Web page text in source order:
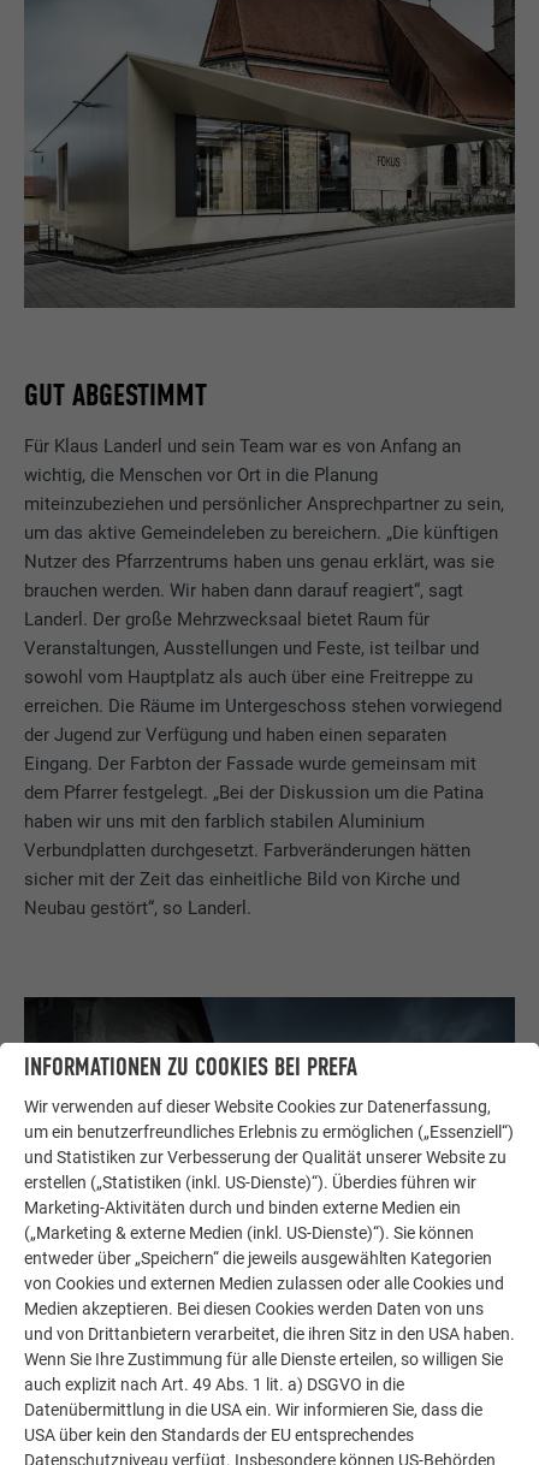
GUT ABGESTIMMT
Für Klaus Landerl und sein Team war es von Anfang an
wichtig, die Menschen vor Ort in die Planung
miteinzubeziehen und persönlicher Ansprechpartner zu sein,
um das aktive Gemeindeleben zu bereichern. „Die künftigen
Nutzer des Pfarrzentrums haben uns genau erklärt, was sie
brauchen werden. Wir haben dann darauf reagiert“, sagt
Landerl. Der große Mehrzwecksaal bietet Raum für
Veranstaltungen, Ausstellungen und Feste, ist teilbar und
sowohl vom Hauptplatz als auch über eine Freitreppe zu
erreichen. Die Räume im Untergeschoss stehen vorwiegend
der Jugend zur Verfügung und haben einen separaten
Eingang. Der Farbton der Fassade wurde gemeinsam mit
dem Pfarrer festgelegt. „Bei der Diskussion um die Patina
haben wir uns mit den farblich stabilen Aluminium
Verbundplatten durchgesetzt. Farbveränderungen hätten
sicher mit der Zeit das einheitliche Bild von Kirche und
Neubau gestört“, so Landerl.
JEDE ECKE, JEDER KNICK SITZT
INFORMATIONEN ZU COOKIES BEI PREFA
Wir verwenden auf dieser Website Cookies zur Datenerfassung,
um ein benutzerfreundliches Erlebnis zu ermöglichen („Essenziell“)
und Statistiken zur Verbesserung der Qualität unserer Website zu
erstellen („Statistiken (inkl. US-Dienste)“). Überdies führen wir
Marketing-Aktivitäten durch und binden externe Medien ein
(„Marketing & externe Medien (inkl. US-Dienste)“). Sie können
entweder über „Speichern“ die jeweils ausgewählten Kategorien
von Cookies und externen Medien zulassen oder alle Cookies und
Medien akzeptieren. Bei diesen Cookies werden Daten von uns
und von Drittanbietern verarbeitet, die ihren Sitz in den USA haben.
Wenn Sie Ihre Zustimmung für alle Dienste erteilen, so willigen Sie
auch explizit nach Art. 49 Abs. 1 lit. a) DSGVO in die
Datenübermittlung in die USA ein. Wir informieren Sie, dass die
USA über kein den Standards der EU entsprechendes
Datenschutzniveau verfügt. Insbesondere können US-Behörden